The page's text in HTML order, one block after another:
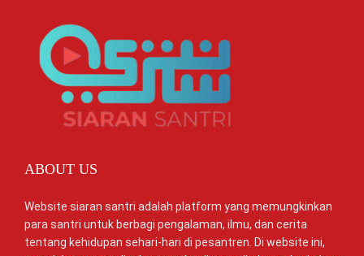
ABOUT US
Website siaran santri adalah platform yang memungkinkan
para santri untuk berbagi pengalaman, ilmu, dan cerita
tentang kehidupan sehari-hari di pesantren. Di website ini,